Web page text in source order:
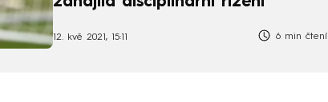
12. kvě 2021, 15:11 6 min čtení